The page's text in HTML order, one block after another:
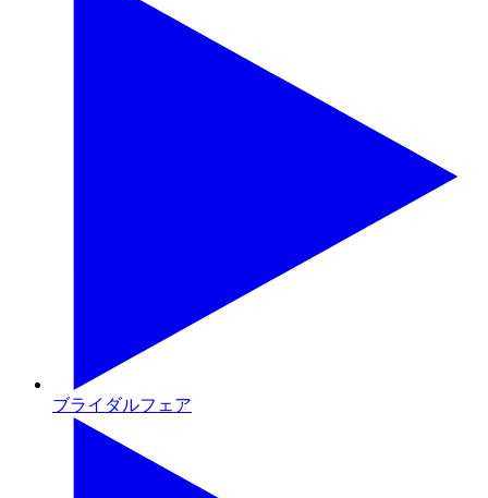
ブライダルフェア